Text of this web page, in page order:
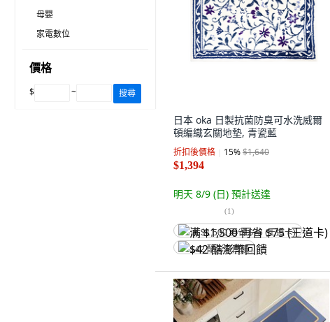
母嬰
家電數位
價格
$ ~ 搜尋
日本 oka 日製抗菌防臭可水洗威爾
頓編織玄關地墊, 青瓷藍
折扣後價格 15%$1,640
$1,394
明天 8/9 (日) 預計送達
(1)
满 $1,500 再省 $75 (王道卡)
$42 酷澎幣回饋